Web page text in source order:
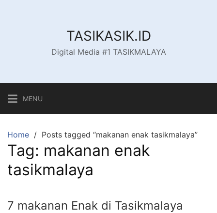
TASIKASIK.ID
Digital Media #1 TASIKMALAYA
MENU
Home Posts tagged “makanan enak tasikmalaya”
Tag: makanan enak
tasikmalaya
7 makanan Enak di Tasikmalaya